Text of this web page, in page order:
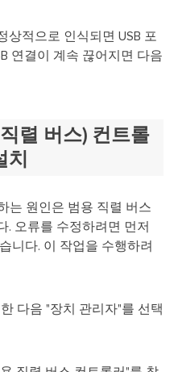
상적으로 인식되면 USB 포
연결이 계속 끊어지면 다음
렬 버스) 컨트롤
치
는 원인은 범용 직렬 버스
. 오류를 수정하려면 먼저
니다. 이 작업을 수행하려
다음 "장치 관리자"를 선택